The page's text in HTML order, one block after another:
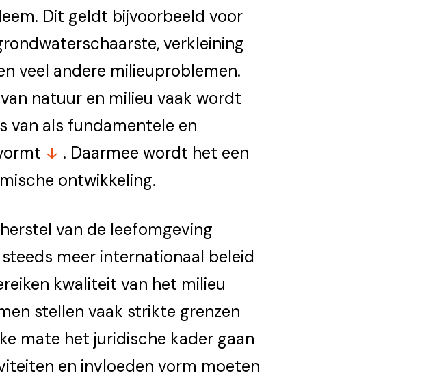
Dit geldt bijvoorbeeld voor
verkleining
veel andere milieuproblemen.
natuur en milieu vaak wordt
van als fundamentele en
. Daarmee wordt het een
ontwikkeling.
van de leefomgeving
meer internationaal beleid
kwaliteit van het milieu
stellen vaak strikte grenzen
mate het juridische kader gaan
en invloeden vorm moeten